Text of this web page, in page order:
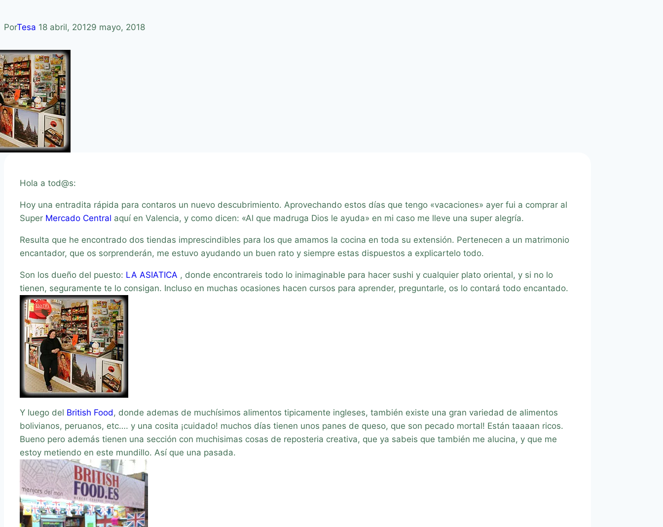
PorTesa 18 abril, 20129 mayo, 2018
Hola a tod@s:
Hoy una entradita rápida para contaros un nuevo descubrimiento. Aprovechando estos días que tengo «vacaciones» ayer fui a comprar al
Super Mercado Central aquí en Valencia, y como dicen: «Al que madruga Dios le ayuda» en mi caso me lleve una super alegría.
Resulta que he encontrado dos tiendas imprescindibles para los que amamos la cocina en toda su extensión. Pertenecen a un matrimonio
encantador, que os sorprenderán, me estuvo ayudando un buen rato y siempre estas dispuestos a explicartelo todo.
Son los dueño del puesto: LA ASIATICA , donde encontrareis todo lo inimaginable para hacer sushi y cualquier plato oriental, y si no lo
tienen, seguramente te lo consigan. Incluso en muchas ocasiones hacen cursos para aprender, preguntarle, os lo contará todo encantado.
Y luego del British Food , donde ademas de muchísimos alimentos tipicamente ingleses, también existe una gran variedad de alimentos
bolivianos, peruanos, etc…. y una cosita ¡cuidado! muchos días tienen unos panes de queso, que son pecado mortal! Están taaaan ricos.
Bueno pero además tienen una sección con muchisimas cosas de reposteria creativa, que ya sabeis que también me alucina, y que me
estoy metiendo en este mundillo. Así que una pasada.